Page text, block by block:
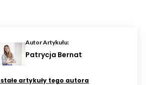
Autor Artykułu:
Patrycja Bernat
artykuły tego autora